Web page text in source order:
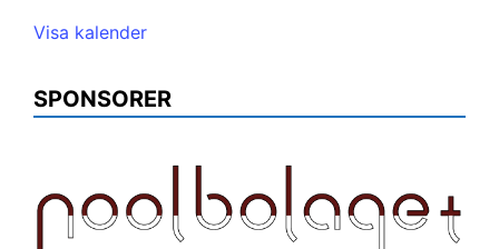
Visa kalender
SPONSORER